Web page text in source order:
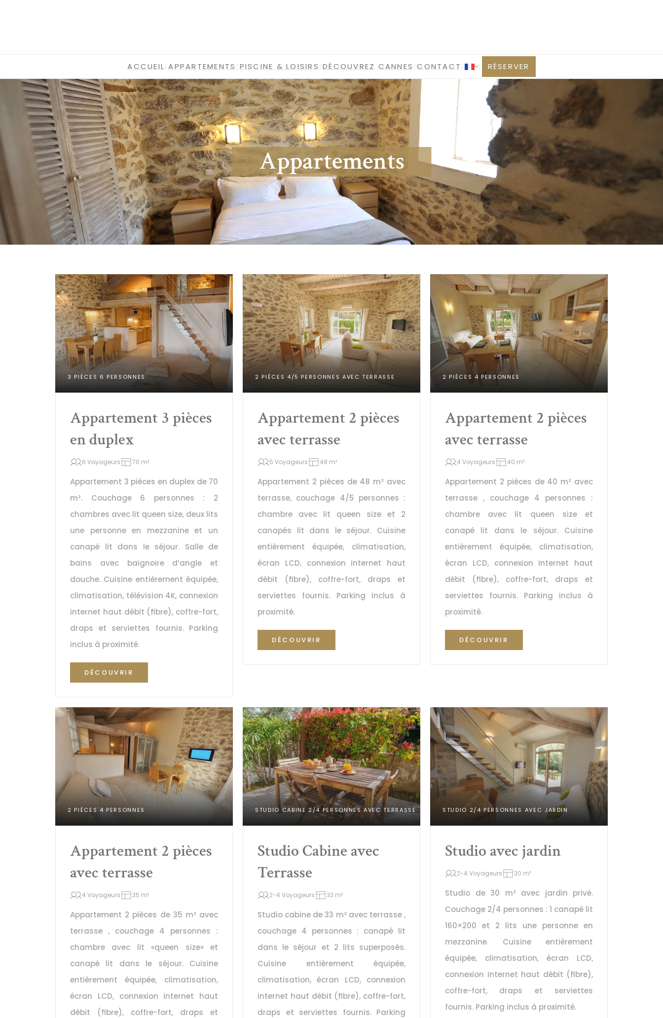
ACCUEIL |APPARTEMENTS PISCINE & LOISIRS |DÉCOUVREZ CANNES |CONTACT | RÉSERVER
Appartements
3 PIÈCES 6 PERSONNES
Appartement 3 pièces
en duplex
6 Voyageurs 70 m²
Appartement 3 pièces en duplex de 70
m². Couchage 6 personnes : 2
chambres avec lit queen size, deux lits
une personne en mezzanine et un
canapé lit dans le séjour. Salle de
bains avec baignoire d’angle et
douche. Cuisine entièrement équipée,
climatisation, télévision 4K, connexion
internet haut débit (fibre), coffre-fort,
draps et serviettes fournis. Parking
inclus à proximité.
DÉCOUVRIR
2 PIÈCES 4/5 PERSONNES AVEC TERRASSE
Appartement 2 pièces
avec terrasse
5 Voyageurs 48 m²
Appartement 2 pièces de 48 m² avec
terrasse, couchage 4/5 personnes :
chambre avec lit queen size et 2
canapés lit dans le séjour. Cuisine
entièrement équipée, climatisation,
écran LCD, connexion internet haut
débit (fibre), coffre-fort, draps et
serviettes fournis. Parking inclus à
proximité.
DÉCOUVRIR
2 PIÈCES 4 PERSONNES
Appartement 2 pièces
avec terrasse
4 Voyageurs 40 m²
Appartement 2 pièces de 40 m² avec
terrasse , couchage 4 personnes :
chambre avec lit queen size et
canapé lit dans le séjour. Cuisine
entièrement équipée, climatisation,
écran LCD, connexion internet haut
débit (fibre), coffre-fort, draps et
serviettes fournis. Parking inclus à
proximité.
DÉCOUVRIR
2 PIÈCES 4 PERSONNES
Appartement 2 pièces
avec terrasse
4 Voyageurs 35 m²
Appartement 2 pièces de 35 m² avec
terrasse , couchage 4 personnes :
chambre avec lit «queen size» et
canapé lit dans le séjour. Cuisine
entièrement équipée, climatisation,
écran LCD, connexion internet haut
débit (fibre), coffre-fort, draps et
STUDIO CABINE 2/4 PERSONNES AVEC TERRASSE
Studio Cabine avec
Terrasse
2-4 Voyageurs 33 m²
Studio cabine de 33 m² avec terrasse ,
couchage 4 personnes : canapé lit
dans le séjour et 2 lits superposés.
Cuisine entièrement équipée,
climatisation, écran LCD, connexion
internet haut débit (fibre), coffre-fort,
draps et serviettes fournis. Parking
STUDIO 2/4 PERSONNES AVEC JARDIN
Studio avec jardin
2-4 Voyageurs 30 m²
Studio de 30 m² avec jardin privé.
Couchage 2/4 personnes : 1 canapé lit
160×200 et 2 lits une personne en
mezzanine. Cuisine entièrement
équipée, climatisation, écran LCD,
connexion internet haut débit (fibre),
coffre-fort, draps et serviettes
fournis. Parking inclus à proximité.